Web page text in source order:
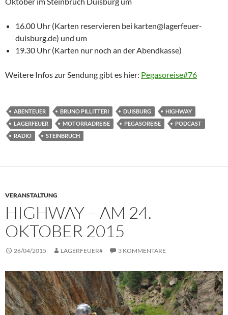
16.00 Uhr (Karten reservieren bei karten@lagerfeuer-
duisburg.de) und um
19.30 Uhr (Karten nur noch an der Abendkasse)
Weitere Infos zur Sendung gibt es hier: Pegasoreise#76
ABENTEUER BRUNO PILLITTERI DUISBURG
HIGHWAY
LAGERFEUER
MOTORRADREISE PEGASOREISE
PODCAST
RADIO
STEINBRUCH
VERANSTALTUNG
HIGHWAY – AM 24.
OKTOBER 2015
26/04/2015 LAGERFEUER# 3 KOMMENTARE